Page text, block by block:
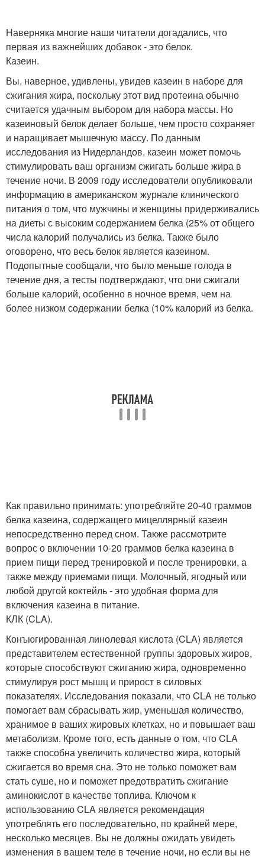
Наверняка многие наши читатели догадались, что
первая из важнейших добавок - это белок.
Казеин.
Вы, наверное, удивлены, увидев казеин в наборе для
сжигания жира, поскольку этот вид протеина обычно
считается удачным выбором для набора массы. Но
казеиновый белок делает больше, чем просто сохраняет
и наращивает мышечную массу. По данным
исследования из Нидерландов, казеин может помочь
стимулировать ваш организм сжигать больше жира в
течение ночи. В 2009 году исследователи опубликовали
информацию в американском журнале клинического
питания о том, что мужчины и женщины придерживались
на диеты с высоким содержанием белка (25% от общего
числа калорий получались из белка. Также было
оговорено, что весь белок является казеином.
Подопытные сообщали, что было меньше голода в
течение дня, а тесты подтверждают, что они сжигали
больше калорий, особенно в ночное время, чем на
более низком содержании белка (10% калорий из белка.
Как правильно принимать: употребляйте 20-40 граммов
белка казеина, содержащего мицеллярный казеин
непосредственно перед сном. Также рассмотрите
вопрос о включении 10-20 граммов белка казеина в
прием пищи перед тренировкой и после тренировки, а
также между приемами пищи. Молочный, ягодный или
любой другой коктейль - это удобная форма для
включения казеина в питание.
КЛК (CLA).
Конъюгированная линолевая кислота (CLA) является
представителем естественной группы здоровых жиров,
которые способствуют сжиганию жира, одновременно
стимулируя рост мышц и прирост в силовых
показателях. Исследования показали, что CLA не только
помогает вам сбрасывать жир, уменьшая количество,
хранимое в ваших жировых клетках, но и повышает ваш
метаболизм. Кроме того, есть данные о том, что CLA
также способна увеличить количество жира, который
сжигается во время сна. Это не только поможет вам
стать суше, но и поможет предотвратить сжигание
аминокислот в качестве топлива. Ключом к
использованию CLA является рекомендация
употреблять его последовательно, по крайней мере,
несколько месяцев. Вы не должны ожидать увидеть
изменения в вашем теле в течение ночи, но если вы не